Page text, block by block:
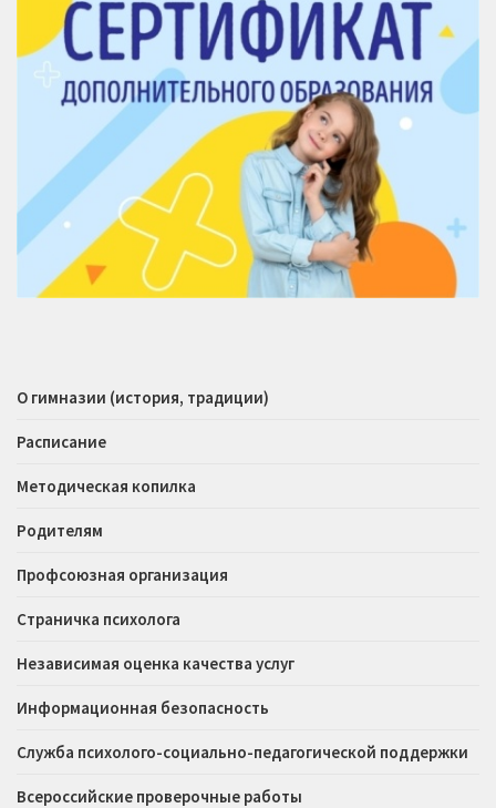
О гимназии (история, традиции)
Расписание
Методическая копилка
Родителям
Профсоюзная организация
Страничка психолога
Независимая оценка качества услуг
Информационная безопасность
Служба психолого-социально-педагогической поддержки
Всероссийские проверочные работы